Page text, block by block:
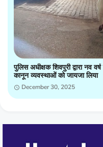
पुलिस अधीक्षक शिवपुरी द्वारा नव
कानून व्यवस्थाओं को जायजा लिया
December 30, 2025